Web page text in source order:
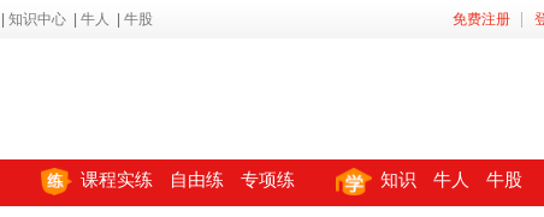
知识中心 牛人 牛股 免费注册
课程实练 自由练 专项练 知识 牛人 牛股